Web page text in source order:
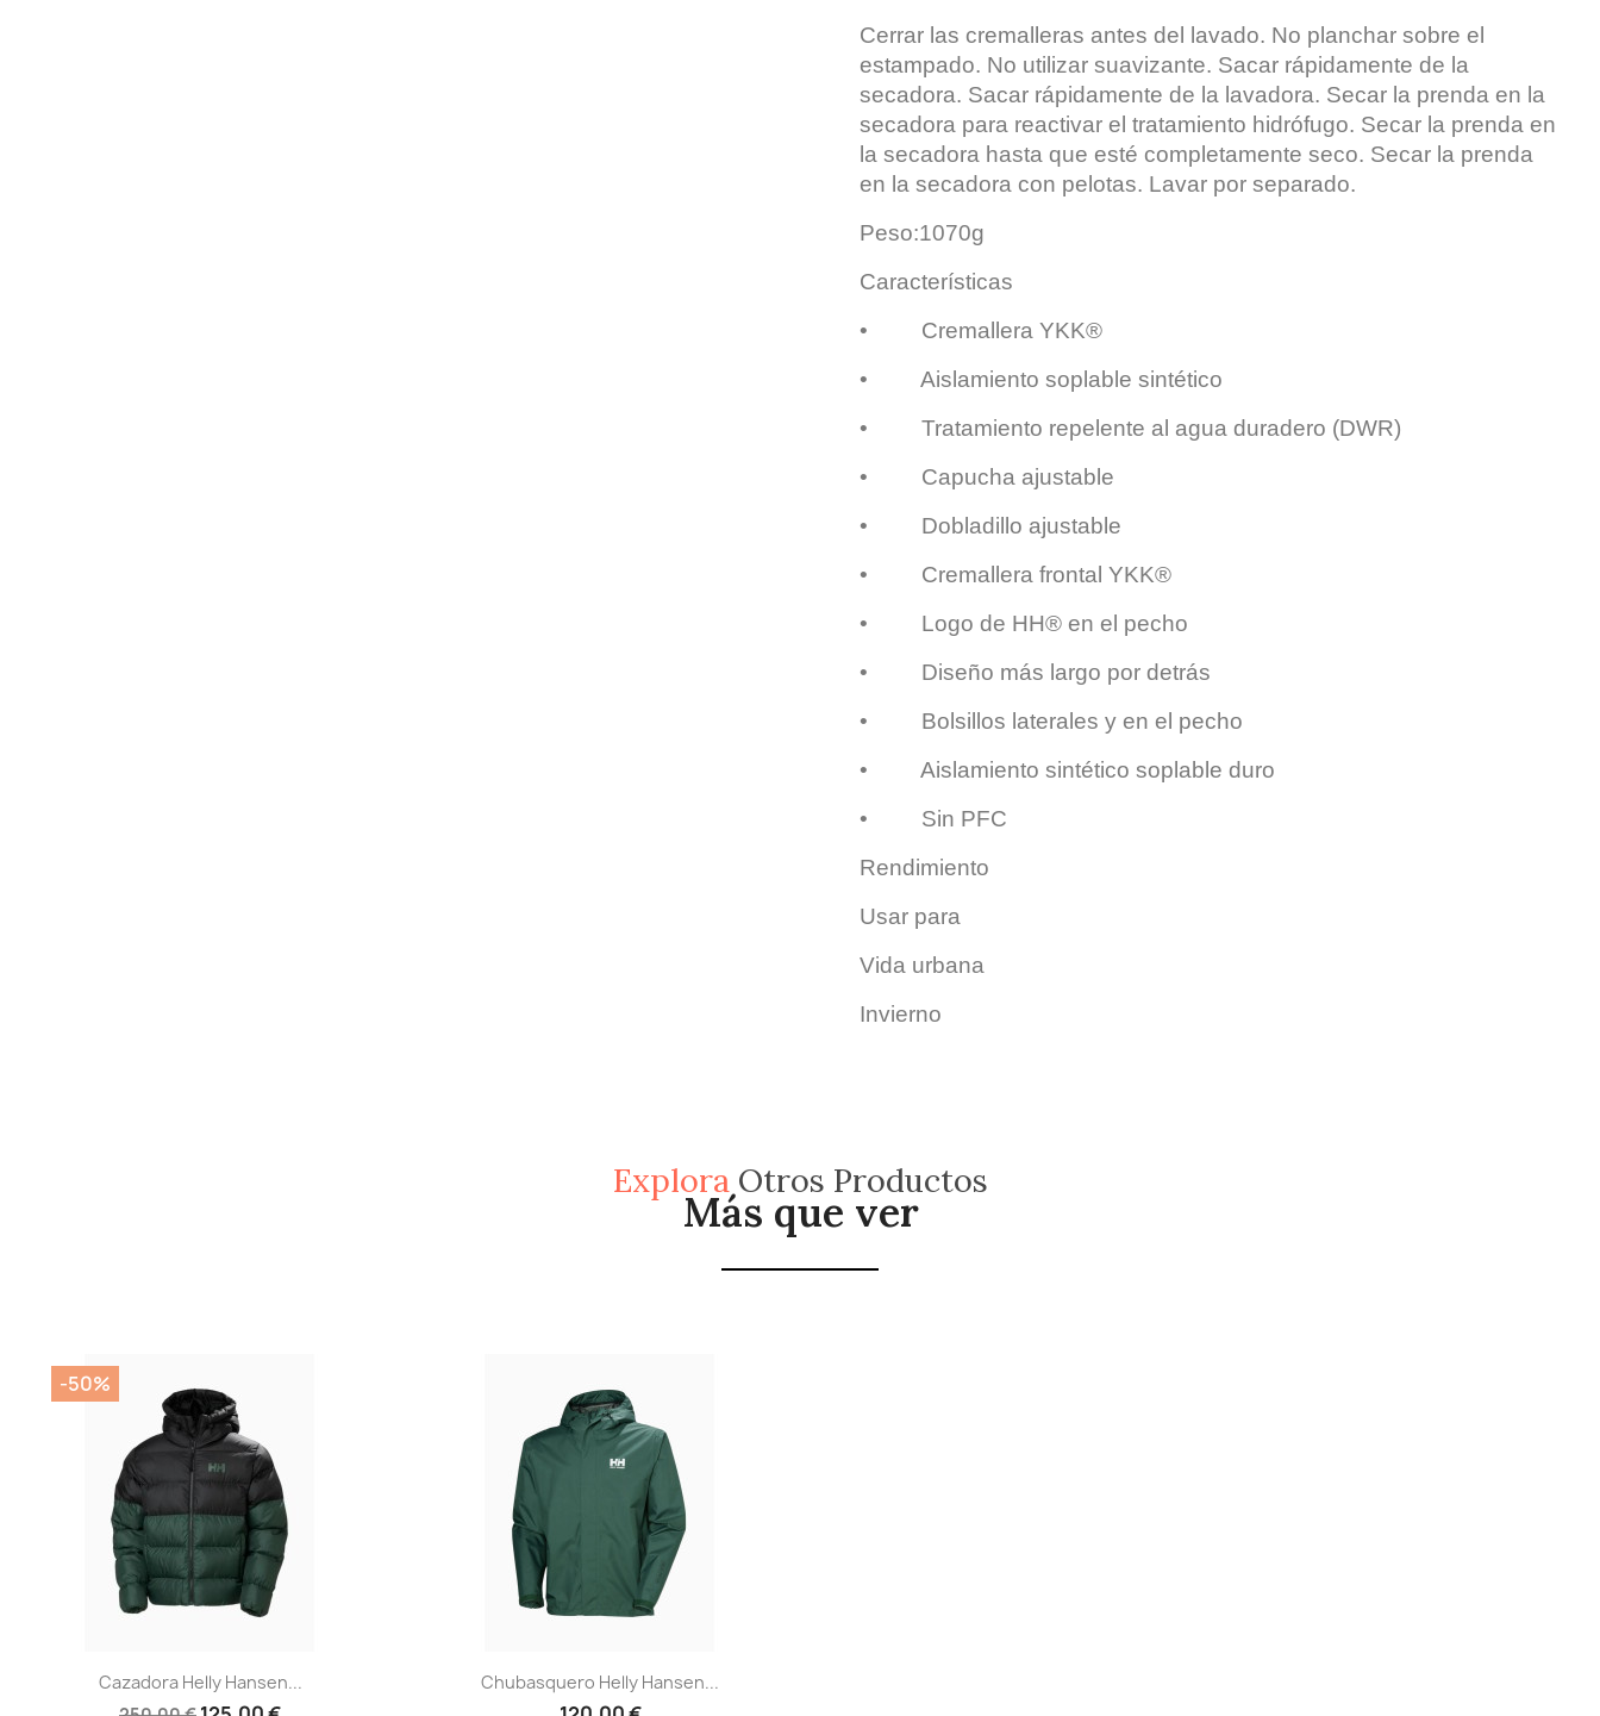
Cerrar las cremalleras antes del lavado. No planchar sobre el
estampado. No utilizar suavizante. Sacar rápidamente de la
secadora. Sacar rápidamente de la lavadora. Secar la prenda en la
secadora para reactivar el tratamiento hidrófugo. Secar la prenda en
la secadora hasta que esté completamente seco. Secar la prenda
en la secadora con pelotas. Lavar por separado.
Peso:1070g
Características
•
Cremallera YKK®
•
Aislamiento soplable sintético
•
Tratamiento repelente al agua duradero (DWR)
•
Capucha ajustable
•
Dobladillo ajustable
•
Cremallera frontal YKK®
•
Logo de HH® en el pecho
•
Diseño más largo por detrás
•
Bolsillos laterales y en el pecho
•
Aislamiento sintético soplable duro
•
Sin PFC
Rendimiento
Usar para
Vida urbana
Invierno
ExploraOtros Productos
Más que ver
Vista rápida
Cazadora Helly Hansen...
-50%
Vista rápida
Chubasquero Helly Hansen...